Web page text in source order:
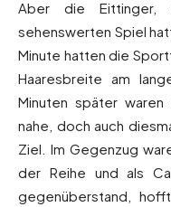
Aber die Eittinger,
sehenswerten Spiel
Minute hatten die
Haaresbreite am
Minuten später
nahe, doch auch
Ziel. Im Gegenzug
der Reihe und als
gegenüberstand,